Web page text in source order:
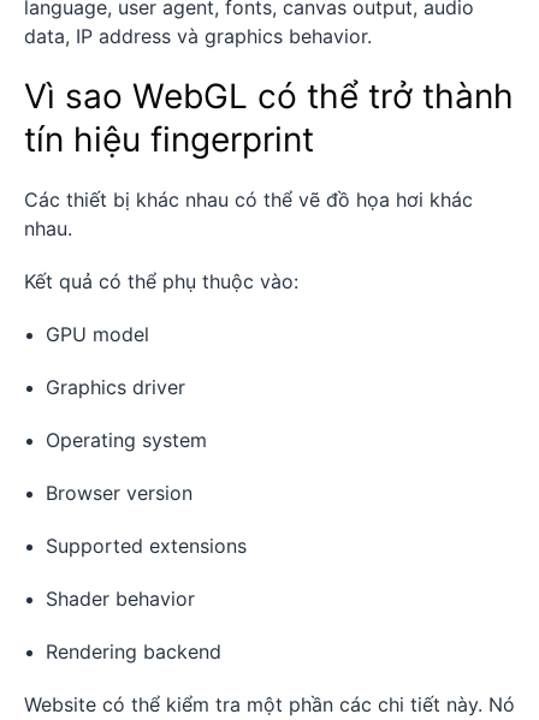
language, user agent, fonts, canvas output, audio
data, IP address và graphics behavior.
Vì sao WebGL có thể trở thành
tín hiệu fingerprint
Các thiết bị khác nhau có thể vẽ đồ họa hơi khác
nhau.
Kết quả có thể phụ thuộc vào:
GPU model
Graphics driver
Operating system
Browser version
Supported extensions
Shader behavior
Rendering backend
Website có thể kiểm tra một phần các chi tiết này. Nó